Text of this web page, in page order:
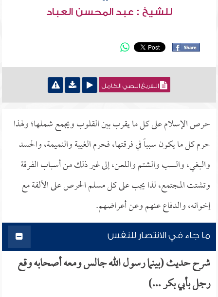
للشيخ : عبد المحسن العباد
التفريغ النصي الكامل
حرص الإسلام على كل ما يقرب بين القلوب ويجمع شملها؛ ولهذا
حرم كل ما يكون سبباً في فرقتها، فحرم الغيبة والنميمة، والحسد
والبغي، والسب والشتم واللعن، إلى غير ذلك من أسباب الفرقة
وتشتت المجتمع، لذا يجب على كل مسلم الحرص على الألفة مع
إخوانه، والدفاع عنهم وعن أعراضهم.
ما جاء في الانتصار للنفس
شرح حديث (بينما رسول الله جالس ومعه أصحابه وقع
رجل بأبي بكر ...)